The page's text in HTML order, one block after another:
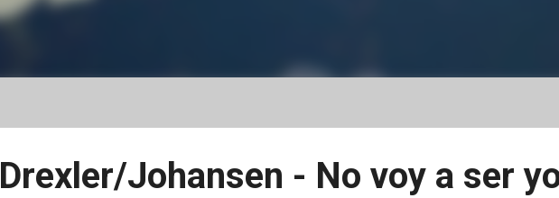
Drexler/Johansen - No voy a ser